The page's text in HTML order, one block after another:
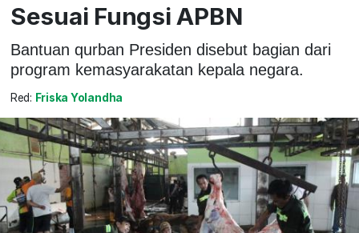
Sesuai Fungsi APBN
Bantuan qurban Presiden disebut bagian dari
program kemasyarakatan kepala negara.
Red: Friska Yolandha